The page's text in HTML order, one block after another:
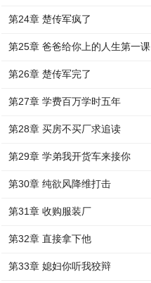
第24章 楚传军疯了
第25章 爸爸给你上的人生第一课
第26章 楚传军完了
第27章 学费百万学时五年
第28章 买房不买厂求追读
第29章 学弟我开货车来接你
第30章 纯欲风降维打击
第31章 收购服装厂
第32章 直接拿下他
第33章 媳妇你听我狡辩